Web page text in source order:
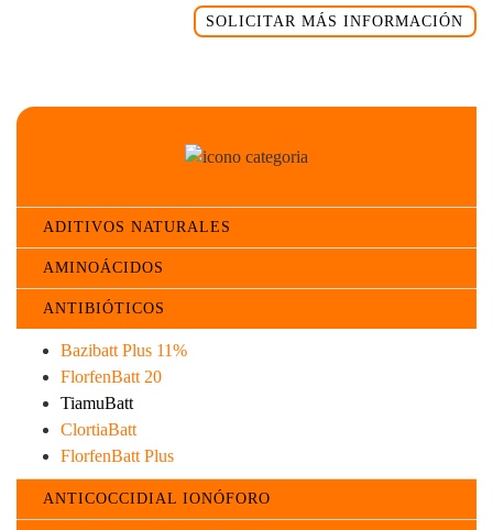
SOLICITAR MÁS INFORMACIÓN
ADITIVOS NATURALES
AMINOÁCIDOS
ANTIBIÓTICOS
Bazibatt Plus 11%
FlorfenBatt 20
TiamuBatt
ClortiaBatt
FlorfenBatt Plus
ANTICOCCIDIAL IONÓFORO